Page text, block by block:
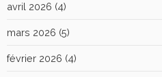
avril 2026 (4)
mars 2026 (5)
février 2026 (4)